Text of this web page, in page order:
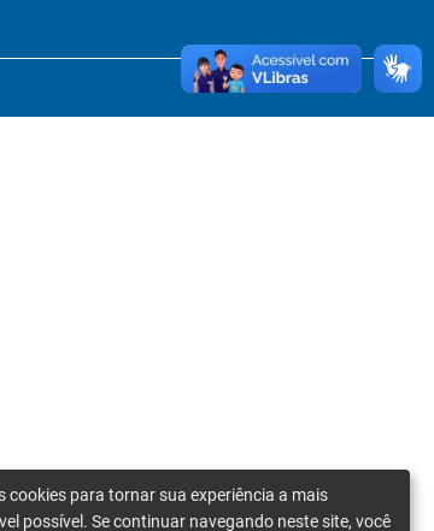
cookies para tornar sua experiência a mais
possível. Se continuar navegando neste site, você